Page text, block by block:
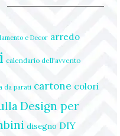
e Decor arredo
calendario dell'avvento
da parati cartone colori
Design per
disegno DIY